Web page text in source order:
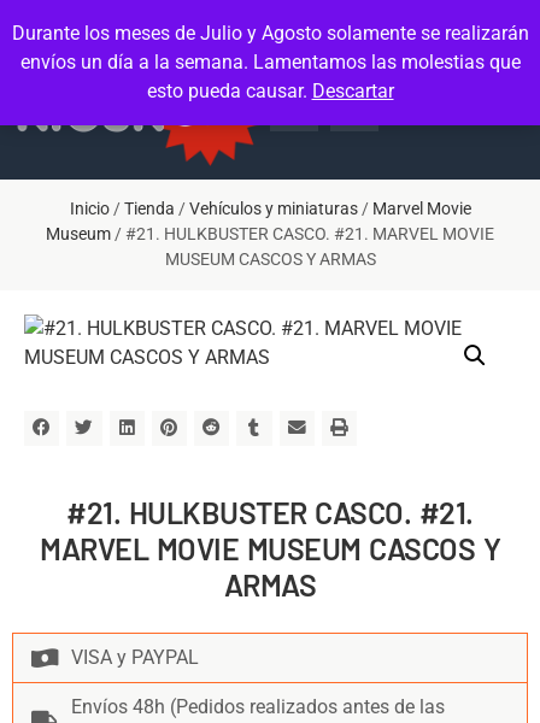
Durante los meses de Julio y Agosto solamente se realizarán
envíos un día a la semana. Lamentamos las molestias que
esto pueda causar. Descartar
Inicio/Tienda /Vehículos y miniaturas/ Marvel Movie
Museum / #21. HULKBUSTER CASCO. #21. MARVEL MOVIE
MUSEUM CASCOS Y ARMAS
#21. HULKBUSTER CASCO. #21.
MARVEL MOVIE MUSEUM CASCOS Y
ARMAS
VISA y PAYPAL
Envíos 48h (Pedidos realizados antes de las